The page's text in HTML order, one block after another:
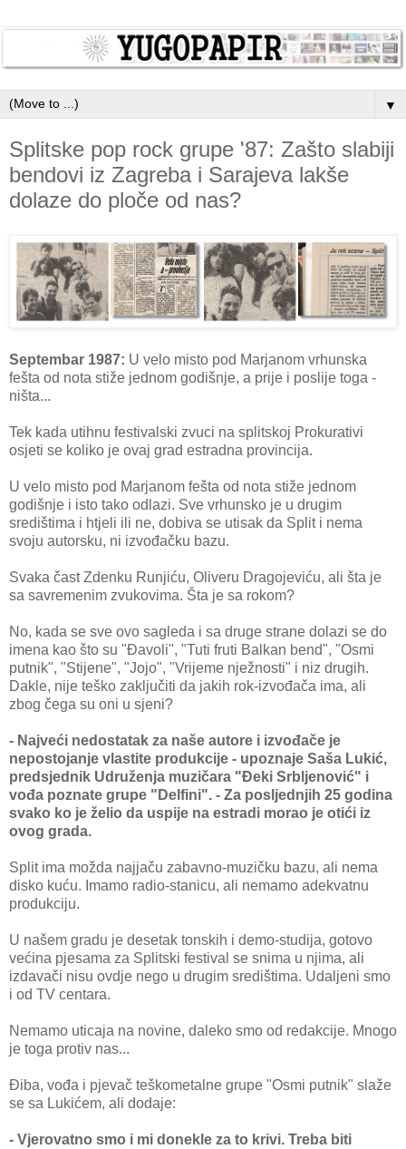
▼
Splitske pop rock grupe '87: Zašto slabiji
bendovi iz Zagreba i Sarajeva lakše
dolaze do ploče od nas?
Septembar 1987: U velo misto pod Marjanom vrhunska
fešta od nota stiže jednom godišnje, a prije i poslije toga -
ništa...
Tek kada utihnu festivalski zvuci na splitskoj Prokurativi
osjeti se koliko je ovaj grad estradna provincija.
U velo misto pod Marjanom fešta od nota stiže jednom
godišnje i isto tako odlazi. Sve vrhunsko je u drugim
središtima i htjeli ili ne, dobiva se utisak da Split i nema
svoju autorsku, ni izvođačku bazu.
Svaka čast Zdenku Runjiću, Oliveru Dragojeviću, ali šta je
sa savremenim zvukovima. Šta je sa rokom?
No, kada se sve ovo sagleda i sa druge strane dolazi se do
imena kao što su "Đavoli", "Tuti fruti Balkan bend", "Osmi
putnik", "Stijene", "Jojo", "Vrijeme nježnosti" i niz drugih.
Dakle, nije teško zaključiti da jakih rok-izvođača ima, ali
zbog čega su oni u sjeni?
- Najveći nedostatak za naše autore i izvođače je
nepostojanje vlastite produkcije - upoznaje Saša Lukić,
predsjednik Udruženja muzičara "Đeki Srbljenović" i
vođa poznate grupe "Delfini". - Za posljednjih 25 godina
svako ko je želio da uspije na estradi morao je otići iz
ovog grada.
Split ima možda najjaču zabavno-muzičku bazu, ali nema
disko kuću. Imamo radio-stanicu, ali nemamo adekvatnu
produkciju.
U našem gradu je desetak tonskih i demo-studija, gotovo
većina pjesama za Splitski festival se snima u njima, ali
izdavači nisu ovdje nego u drugim središtima. Udaljeni smo
i od TV centara.
Nemamo uticaja na novine, daleko smo od redakcije. Mnogo
je toga protiv nas...
Điba, vođa i pjevač teškometalne grupe "Osmi putnik" slaže
se sa Lukićem, ali dodaje:
- Vjerovatno smo i mi donekle za to krivi. Treba biti